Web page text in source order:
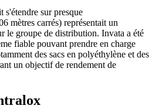
s'étendre sur presque
mètres carrés) représentait un
le groupe de distribution. Invata a été
fiable pouvant prendre en charge
des sacs en polyéthylène et des
un objectif de rendement de